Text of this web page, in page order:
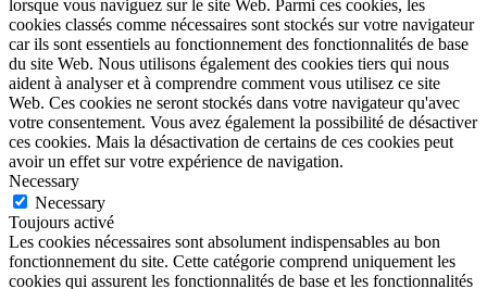
lorsque vous naviguez sur le site Web. Parmi ces cookies, les
cookies classés comme nécessaires sont stockés sur votre navigateur
car ils sont essentiels au fonctionnement des fonctionnalités de base
du site Web. Nous utilisons également des cookies tiers qui nous
aident à analyser et à comprendre comment vous utilisez ce site
Web. Ces cookies ne seront stockés dans votre navigateur qu'avec
votre consentement. Vous avez également la possibilité de désactiver
ces cookies. Mais la désactivation de certains de ces cookies peut
avoir un effet sur votre expérience de navigation.
Necessary
Necessary
Toujours activé
Les cookies nécessaires sont absolument indispensables au bon
fonctionnement du site. Cette catégorie comprend uniquement les
cookies qui assurent les fonctionnalités de base et les fonctionnalités